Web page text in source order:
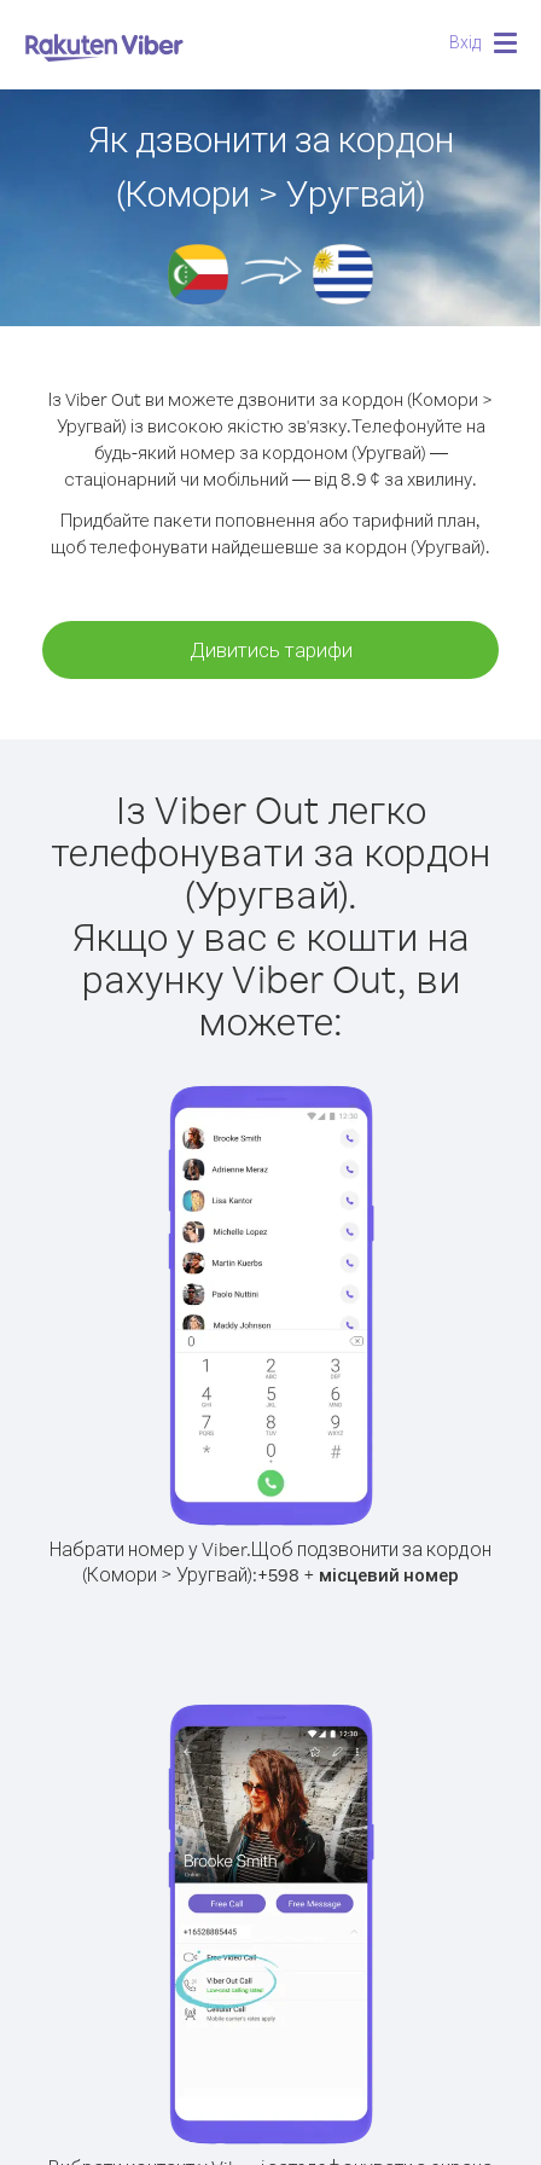
Вхід
Як дзвонити за кордон
(Комори > Уругвай)
Із Viber Out ви можете дзвонити за кордон (Комори >
Уругвай) із високою якістю зв'язку.Телефонуйте на
будь-який номер за кордоном (Уругвай) —
стаціонарний чи мобільний — від 8.9 ¢ за хвилину.
Придбайте пакети поповнення або тарифний план,
щоб телефонувати найдешевше за кордон (Уругвай).
Дивитись тарифи
Із Viber Out легко
телефонувати за кордон
(Уругвай).
Якщо у вас є кошти на
рахунку Viber Out, ви
можете:
Набрати номер у Viber.Щоб подзвонити за кордон
(Комори > Уругвай):+598 + місцевий номер